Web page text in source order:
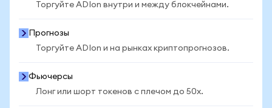
Торгуйте ADIon внутри и между блокчейнами.
Прогнозы
Торгуйте ADIon и на рынках криптопрогнозов.
Фьючерсы
Лонг или шорт токенов с плечом до 50x.